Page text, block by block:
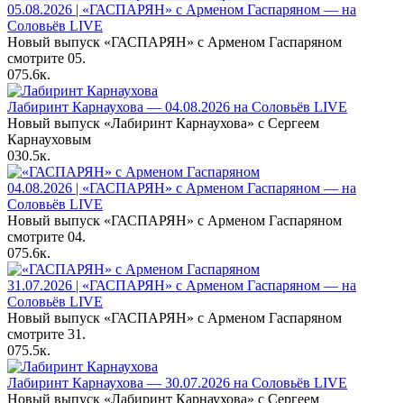
05.08.2026 | «ГАСПАРЯН» с Арменом Гаспаряном — на
Соловьёв LIVE
Новый выпуск «ГАСПАРЯН» с Арменом Гаспаряном
смотрите 05.
075.6к.
Лабиринт Карнаухова — 04.08.2026 на Соловьёв LIVE
Новый выпуск «Лабиринт Карнаухова» с Сергеем
Карнауховым
030.5к.
04.08.2026 | «ГАСПАРЯН» с Арменом Гаспаряном — на
Соловьёв LIVE
Новый выпуск «ГАСПАРЯН» с Арменом Гаспаряном
смотрите 04.
075.6к.
31.07.2026 | «ГАСПАРЯН» с Арменом Гаспаряном — на
Соловьёв LIVE
Новый выпуск «ГАСПАРЯН» с Арменом Гаспаряном
смотрите 31.
075.5к.
Лабиринт Карнаухова — 30.07.2026 на Соловьёв LIVE
Новый выпуск «Лабиринт Карнаухова» с Сергеем